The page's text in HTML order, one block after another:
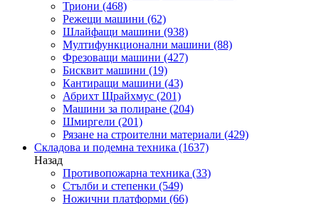
Триони (468)
Режещи машини (62)
Шлайфащи машини (938)
Мултифункционални машини (88)
Фрезоващи машини (427)
Бисквит машини (19)
Кантиращи машини (43)
Абрихт Щрайхмус (201)
Машини за полиране (204)
Шмиргели (201)
Рязане на строителни материали (429)
Складова и подемна техника (1637)
Назад
Противопожарна техника (33)
Стълби и степенки (549)
Ножични платформи (66)